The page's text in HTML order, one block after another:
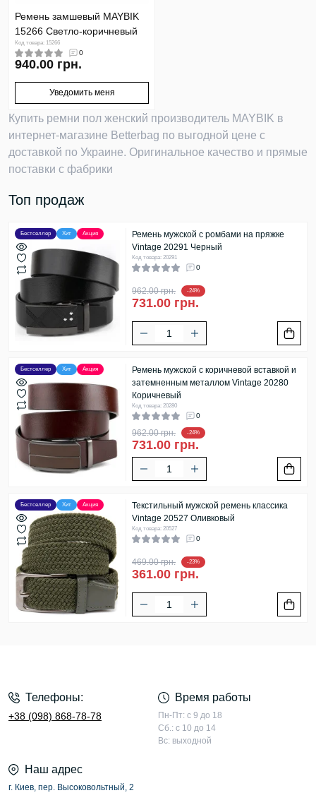
Ремень замшевый MAYBIK
15266 Светло-коричневый
Код товара: 15266
0
940.00 грн.
Уведомить меня
Купить ремни пол женский производитель MAYBIK в
интернет-магазине Betterbag по выгодной цене с
доставкой по Украине. Оригинальное качество и прямые
поставки с фабрики
Топ продаж
Бестселлер Хит Акция
Ремень мужской с ромбами на пряжке
Vintage 20291 Черный
Код товара: 20291
0
962.00 грн. -24%
731.00 грн.
Бестселлер Хит Акция
Ремень мужской с коричневой вставкой и
затемненным металлом Vintage 20280
Коричневый
Код товара: 20280
0
962.00 грн. -24%
731.00 грн.
Бестселлер Хит Акция
Текстильный мужской ремень классика
Vintage 20527 Оливковый
Код товара: 20527
0
469.00 грн. -23%
361.00 грн.
Телефоны:
+38 (098) 868-78-78
Время работы
Пн-Пт: с 9 до 18
Сб.: с 10 до 14
Вс: выходной
Наш адрес
г. Киев, пер. Высоковольтный, 2